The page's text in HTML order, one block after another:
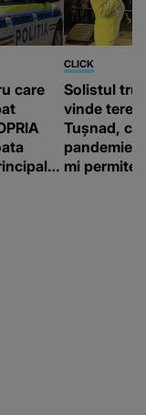
care
CLICK
Solistul
vinde
Tușnad,
pandemie:
mi permite